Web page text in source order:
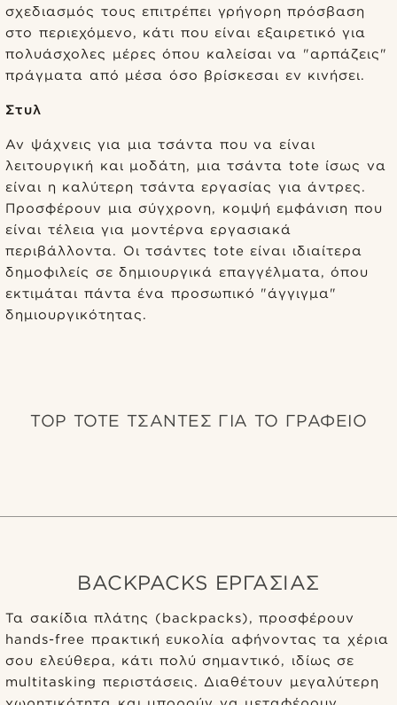
σχεδιασμός τους επιτρέπει γρήγορη πρόσβαση
στο περιεχόμενο, κάτι που είναι εξαιρετικό για
πολυάσχολες μέρες όπου καλείσαι να "αρπάζεις"
πράγματα από μέσα όσο βρίσκεσαι εν κινήσει.
Στυλ
Αν ψάχνεις για μια τσάντα που να είναι
λειτουργική και μοδάτη, μια τσάντα tote ίσως να
είναι η καλύτερη τσάντα εργασίας για άντρες.
Προσφέρουν μια σύγχρονη, κομψή εμφάνιση που
είναι τέλεια για μοντέρνα εργασιακά
περιβάλλοντα. Οι τσάντες tote είναι ιδιαίτερα
δημοφιλείς σε δημιουργικά επαγγέλματα, όπου
εκτιμάται πάντα ένα προσωπικό "άγγιγμα"
δημιουργικότητας.
TOP TOTE ΤΣΑΝΤΕΣ ΓΙΑ ΤΟ ΓΡΑΦΕΙΟ
BACKPACKS ΕΡΓΑΣΙΑΣ
Τα σακίδια πλάτης (backpacks), προσφέρουν
hands-free πρακτική ευκολία αφήνοντας τα χέρια
σου ελεύθερα, κάτι πολύ σημαντικό, ιδίως σε
multitasking περιστάσεις. Διαθέτουν μεγαλύτερη